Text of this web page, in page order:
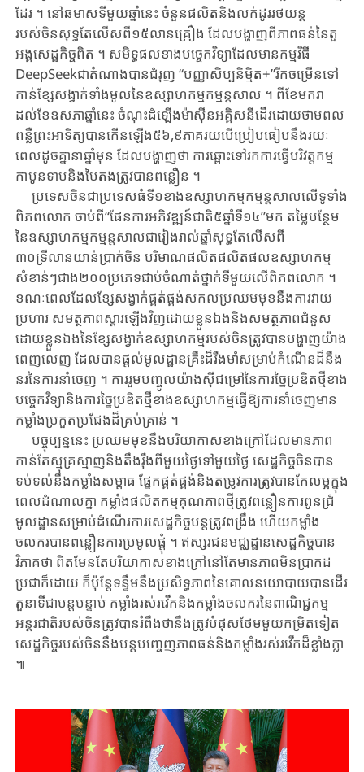
ដែរ ។​ នៅឆមាស​ទីមួយ​ឆ្នាំនេះ ​ចំនួនផលិត​និងលក់ដូរ​រថយន្ត​
របស់ចិន​សុទ្ធតែ​លើសពី​១៥លាន​គ្រឿង ​ដែល​បង្ហាញពី​ភាពធន់​នៃតួ
អង្គ​​សេដ្ឋកិច្ច​ពិត ។ សមិទ្ធផល​ខាងបច្ចេកវិទ្យា​ដែលមាន​កម្មវិធី​
DeepSeek​ជាតំណាង​បានជំរុញ​ “បញ្ញាសិប្បនិម្មិត+”​រីកចម្រើនទៅ​
កាន់ខ្សែសង្វាក់​ទាំងមូលនៃ​ឧស្សាហកម្មកម្មន្តសាល ។ ​ពីខែមករា​
ដល់ខែឧសភា​ឆ្នាំនេះ ​ចំណុះដំឡើង​ម៉ាស៊ីនអគ្គិសនី​ដើរដោយ​ថាមពល​
ពន្លឺព្រះអាទិត្យ​បាន​កើនឡើង​៥៦,៩ភាគរយ​បើប្រៀប​ធៀបនឹង​រយៈ
ពេល​ដូចគ្នានាឆ្នាំមុន​ ដែល​បង្ហាញថា ​ការឆ្ពោះ​ទៅ​រក​ការ​ធ្វើ​បរិវត្តកម្ម​
កាបូនទាបនិង​បៃតងត្រូវ​បានពន្លឿន ។
ប្រទេសចិន​ជាប្រទេសធំទី​១​ខាង​ឧស្សាហកម្មកម្មន្តសាល​លើ​ទូទាំង
ពិភពលោក ​ចាប់ពី​“ផែនការ​អភិវឌ្ឍន៍ជាតិ​​៥ឆ្នាំទី១៤”មក​ តម្លៃបន្ថែម
នៃ​ឧស្សាហកម្មកម្មន្តសាល​ជារៀងរាល់ឆ្នាំ​សុទ្ធតែលើសពី​
៣០ទ្រីលានយាន់​ប្រាក់ចិន ​បរិមាណ​ផលិត​ផលិតផល​ឧស្សាហកម្ម​
សំខាន់ៗ​ជាង២០០​ប្រភេទជាប់​ចំណាត់ថ្នាក់ទីមួយ​លើពិភពលោក ។ ​
ខណៈ​ពេល​ដែល​ខ្សែសង្វាក់ផ្គត់ផ្គង់​សកលប្រឈមមុខ​នឹងការវាយ
ប្រហារ ​សមត្ថភាព​ស្ដារឡើងវិញ​ដោយខ្លួនឯងនិង​សមត្ថ​ភាពជំនួស​
ដោយ​ខ្លួន​ឯង​នៃ​ខ្សែសង្វាក់​ឧស្សាហកម្ម​របស់ចិន​ត្រូវ​បាន​បង្ហាញ​យ៉ាង
ពេញ​លេញ ដែលបាន​ផ្តល់​មូលដ្ឋានគ្រឹះ​ដ៏រឹងមាំសម្រាប់​កំណើនដ៏​នឹង​
នរ​នៃ​ការ​នាំចេញ ​។ ​ការរួមបញ្ចូល​យ៉ាងស៊ីជម្រៅនៃ​ការច្នៃប្រឌិតថ្មី​ខាង​
បច្ចេកវិទ្យា​និងការច្នៃប្រឌិតថ្មី​ខាងឧស្សាហកម្ម​ធ្វើ​ឱ្យការនាំចេញមាន​
កម្លាំងប្រកួត​ប្រជែងដ៏​គ្រប់គ្រាន់ ។
បច្ចុប្បន្ននេះ ​ប្រឈមមុខនឹង​បរិយាកាស​ខាងក្រៅដែល​មានភាព
កាន់តែ​ស្មុគ្រស្មាញនិង​តឹងរ៉ឹងពី​មួយ​ថ្ងៃ​ទៅ​មួយ​ថ្ងៃ សេដ្ឋកិច្ចចិន​បាន​
ទប់ទល់នឹង​កម្លាំងសម្ពាធ​ ផ្នែក​ផ្គត់ផ្គង់​និងតម្រូវ​ការ​ត្រូវ​បានកែលម្អក្នុង​
ពេល​ដំណាល​គ្នា ​កម្លាំងផលិតកម្ម​គុណភាពថ្មី​ត្រូវ​ពន្លឿនការ​ពូន​ជ្រំ
មូលដ្ឋាន​សម្រាប់​ដំណើរការ​សេដ្ឋកិច្ច​បន្តត្រូវ​ពង្រឹង​ ហើយកម្លាំង​
ចលករ​បាន​ពន្លឿនការ​ប្រមូលផ្តុំ ។​ ឥស្សរជន​មជ្ឈ​ដ្ឋាន​សេដ្ឋកិច្ច​​បាន​
វិភាគថា ​ពិតមែនតែ​បរិយាកាស​ខាងក្រៅនៅ​តែ​មានភាពមិន​ប្រាកដ
ប្រជាក៏ដោយ​ ក៏ប៉ុន្តែទន្ទឹម​នឹងប្រសិទ្ធភាព​នៃ​គោលនយោបាយបាន​ដើរ​
តួនាទី​ជា​បន្ត​បន្ទាប់ កម្លាំង​រស់រវើកនិង​កម្លាំងចលករនៃ​ពាណិជ្ជកម្ម​
អន្តរជាតិ​របស់ចិនត្រូវ​បាន​រំពឹង​ថា​នឹង​ត្រូវ​បំផុសថែមមួយ​កម្រិតទៀត ​
សេដ្ឋកិច្ច​របស់ចិន​នឹងបន្តបញ្ចេញ​ភាពធន់និង​កម្លាំងរស់រវើក​ដ៏ខ្លាំងក្លា
៕​